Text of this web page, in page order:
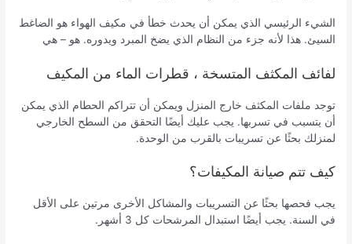
الشيء الرئيسي الذي يمكن أن يحدث خطأ في مكيف الهواء هو الضاغط
السيئ. هذا لأنه جزء من النظام الذي يضخ المبرد ويدوره. هو – هي
لفائف المكثف المتسخة ، قطرات الماء من المكيف
توجد ملفات المكثف خارج المنزل ويمكن أن تتراكم الحطام الذي يمكن
أن يتسبب في تسربها. يجب عليك أيضًا التحقق من السطح الخارجي
لمنزلك بحثًا عن تسريبات بالقرب من الوحدة.
كيف تتم صيانة المكيفات؟
يجب فحصها بحثًا عن التسريبات والمشاكل الأخرى مرتين على الأقل
في السنة. يجب أيضًا استبدال المرشحات كل 3 أشهر.